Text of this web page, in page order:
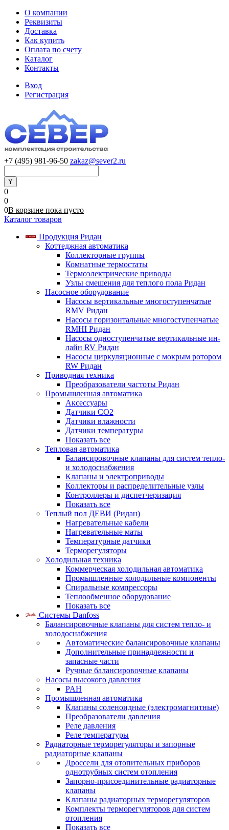
О компании
Реквизиты
Доставка
Как купить
Оплата по счету
Каталог
Контакты
Вход
Регистрация
+7 (495) 981-96-50 zakaz@sever2.ru
0
0
0В корзине пока пусто
Каталог товаров
Продукция Ридан
Коттеджная автоматика
Коллекторные группы
Комнатные термостаты
Термоэлектрические приводы
Узлы смешения для теплого пола Ридан
Насосное оборудование
Насосы вертикальные многоступенчатые
RMV Ридан
Насосы горизонтальные многоступенчатые
RMHI Ридан
Насосы одноступенчатые вертикальные ин-
лайн RV Ридан
Насосы циркуляционные с мокрым ротором
RW Ридан
Приводная техника
Преобразователи частоты Ридан
Промышленная автоматика
Аксессуары
Датчики CO2
Датчики влажности
Датчики температуры
Показать все
Тепловая автоматика
Балансировочные клапаны для систем тепло-
и холодоснабжения
Клапаны и электроприводы
Коллекторы и распределительные узлы
Контроллеры и диспетчеризация
Показать все
Теплый пол ДЕВИ (Ридан)
Нагревательные кабели
Нагревательные маты
Температурные датчики
Терморегуляторы
Холодильная техника
Коммерческая холодильная автоматика
Промышленные холодильные компоненты
Спиральные компрессоры
Теплообменное оборудование
Показать все
Системы Danfoss
Балансировочные клапаны для систем тепло- и
холодоснабжения
Автоматические балансировочные клапаны
Дополнительные принадлежности и
запасные части
Ручные балансировочные клапаны
Насосы высокого давления
PAH
Промышленная автоматика
Клапаны соленоидные (электромагнитные)
Преобразователи давления
Реле давления
Реле температуры
Радиаторные терморегуляторы и запорные
радиаторные клапаны
Дроссели для отопительных приборов
однотрубных систем отопления
Запорно-присоединительные радиаторные
клапаны
Клапаны радиаторных терморегуляторов
Комплекты терморегуляторов для систем
отопления
Показать все